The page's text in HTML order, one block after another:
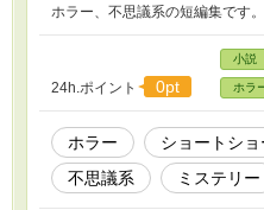
ホラー、不思議系の短編集です。
24h.ポイント 0pt
小説
ホラ
ホラー ショートショ
不思議系
ミステリー